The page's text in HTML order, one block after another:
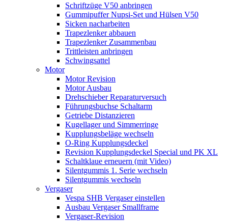
Schriftzüge V50 anbringen
Gummipuffer Nupsi-Set und Hülsen V50
Sicken nacharbeiten
Trapezlenker abbauen
Trapezlenker Zusammenbau
Trittleisten anbringen
Schwingsattel
Motor
Motor Revision
Motor Ausbau
Drehschieber Reparaturversuch
Führungsbuchse Schaltarm
Getriebe Distanzieren
Kugellager und Simmerringe
Kupplungsbeläge wechseln
O-Ring Kupplungsdeckel
Revision Kupplungsdeckel Special und PK XL
Schaltklaue erneuern (mit Video)
Silentgummis 1. Serie wechseln
Silentgummis wechseln
Vergaser
Vespa SHB Vergaser einstellen
Ausbau Vergaser Smallframe
Vergaser-Revision